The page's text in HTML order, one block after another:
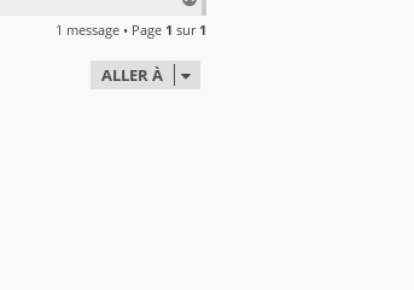
a
u
1 message • Page 1 sur 1
ALLER À